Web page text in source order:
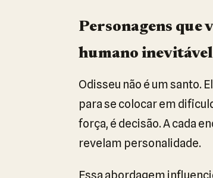
Personagens que
humano inevitável
Odisseu não é um santo.
para se colocar em
força, é decisão. A cada
revelam personalidade.
Essa abordagem